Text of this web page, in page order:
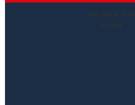
No data was
found